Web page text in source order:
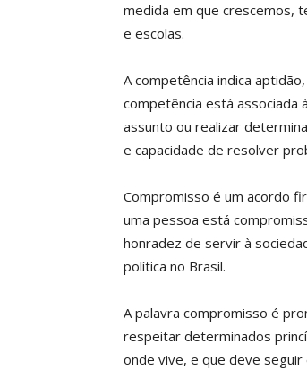
medida em que crescemos,
e escolas.
A competência indica
competência está associada
assunto ou realizar
e capacidade de resolver
Compromisso é um acordo
uma pessoa está
honradez de servir à
política no Brasil.
A palavra compromisso é
respeitar determinados
onde vive, e que deve